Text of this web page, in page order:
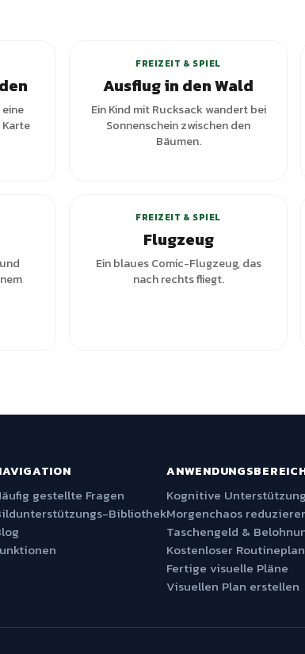
FREIZEIT & SPIEL
Ausflug in den Wald
Ein Kind mit Rucksack wandert bei
Sonnenschein zwischen den
Bäumen.
FREIZEIT & SPIEL
Flugzeug
Ein blaues Comic-Flugzeug, das
nach rechts fliegt.
gestellte Fragen
Bibliothek
Kognitive
Morgenchaos
Taschengeld &
Kostenloser Routineplan
Fertige visuelle Pläne
Visuellen Plan erstellen